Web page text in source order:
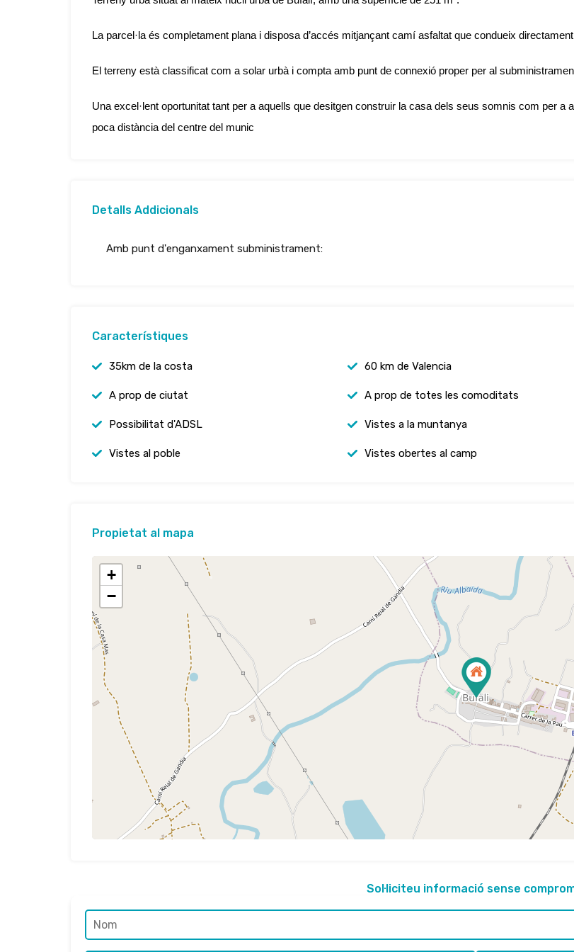
La parcel·la és completament plana i disposa d’accés mitjançant camí asfaltat que condueix
El terreny està classificat com a solar urbà i compta amb punt de connexió proper per al
Una excel·lent oportunitat tant per a aquells que desitgen construir la casa dels seus somnis com per a
poca distància del centre del munic
Detalls Addicionals
Amb punt d'enganxament subministrament:
Característiques
35km de la costa 60 km de Valencia
A prop de ciutat A prop de totes les comoditats
Possibilitat d'ADSL Vistes a la muntanya
Vistes al poble Vistes obertes al camp
Propietat al mapa
+
−
Sol·liciteu informació sense